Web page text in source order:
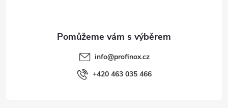
info@profinox.cz
+420 463 035 466